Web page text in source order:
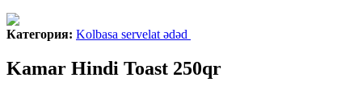
Категория: Kolbasa servelat ədəd
Kamar Hindi Toast 250qr